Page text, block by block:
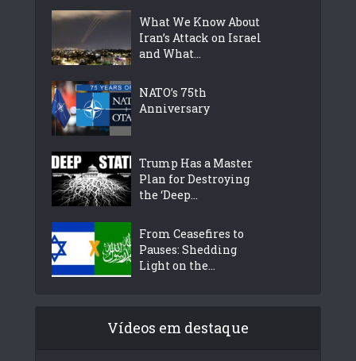
What We Know About
Iran’s Attack on Israel
and What...
NATO’s 75th
Anniversary
Trump Has a Master
Plan for Destroying
the ‘Deep...
From Ceasefires to
Pauses: Shedding
Light on the...
Vídeos em destaque